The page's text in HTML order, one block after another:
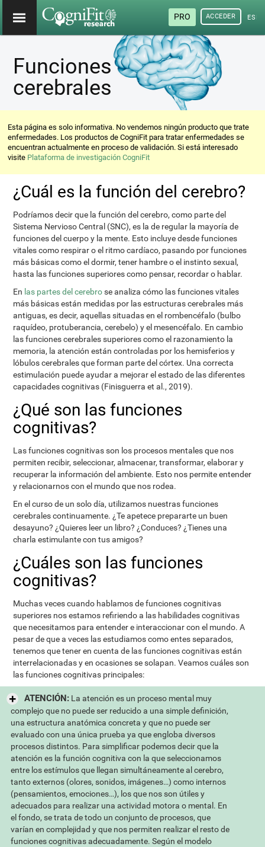
PRO ACCEDER
Funciones
cerebrales
Esta página es solo informativa. No vendemos ningún producto que trate
enfermedades. Los productos de CogniFit para tratar enfermedades se
encuentran actualmente en proceso de validación. Si está interesado
visite Plataforma de investigación CogniFit
¿Cuál es la función del cerebro?
Podríamos decir que la función del cerebro, como parte del
Sistema Nervioso Central (SNC), es la de regular la mayoría de
funciones del cuerpo y la mente. Esto incluye desde funciones
vitales como respirar o el ritmo cardíaco, pasando por funciones
más básicas como el dormir, tener hambre o el instinto sexual,
hasta las funciones superiores como pensar, recordar o hablar.
En las partes del cerebrose analiza cómo las funciones vitales
más básicas están medidas por las estructuras cerebrales más
antiguas, es decir, aquellas situadas en el rombencéfalo (bulbo
raquídeo, protuberancia, cerebelo) y el mesencéfalo. En cambio
las funciones cerebrales superiores como el razonamiento la
memoria, la atención están controladas por los hemisferios y
lóbulos cerebrales que forman parte del córtex. Una correcta
estimulación puede ayudar a mejorar el estado de las diferentes
capacidades cognitivas (Finisguerra et al., 2019).
¿Qué son las funciones
cognitivas?
Las funciones cognitivas son los procesos mentales que nos
permiten recibir, seleccionar, almacenar, transformar, elaborar y
recuperar la información del ambiente. Esto nos permite entender
y relacionarnos con el mundo que nos rodea.
En el curso de un solo día, utilizamos nuestras funciones
cerebrales continuamente. ¿Te apetece prepararte un buen
desayuno? ¿Quieres leer un libro? ¿Conduces? ¿Tienes una
charla estimulante con tus amigos?
¿Cuáles son las funciones
cognitivas?
Muchas veces cuando hablamos de funciones cognitivas
superiores nos estamos refiriendo a las habilidades cognitivas
que necesitamos para entender e interaccionar con el mundo. A
pesar de que a veces las estudiamos como entes separados,
tenemos que tener en cuenta de las funciones cognitivas están
interrelacionadas y en ocasiones se solapan. Veamos cuáles son
las funciones cognitivas principales:
ATENCIÓN:La atención es un proceso mental muy
complejo que no puede ser reducido a una simple definición,
una estructura anatómica concreta y que no puede ser
evaluado con una única prueba ya que engloba diversos
procesos distintos. Para simplificar podemos decir que la
atención es la función cognitiva con la que seleccionamos
entre los estímulos que llegan simultáneamente al cerebro,
tanto externos (olores, sonidos, imágenes…) como internos
(pensamientos, emociones…), los que nos son útiles y
adecuados para realizar una actividad motora o mental. En
el fondo, se trata de todo un conjunto de procesos, que
varían en complejidad y que nos permiten realizar el resto de
funciones cognitivas adecuadamente. Según el modelo